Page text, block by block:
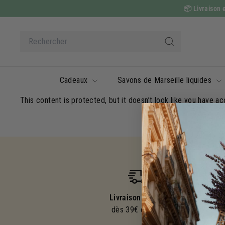
au
📦 Livraison
Search
Cadeaux Savons de Marseille liquides
This content is protected, but it doesn’t look like you have
Livraison offerte
dès 39€ d'achat